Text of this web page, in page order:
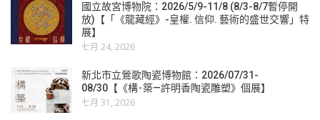
國立故宮博物院：2026/5/9-11/8 (8/3-8/7暫停開
放)【「《龍藏經》-皇權. 信仰. 藝術的盛世交響」特
展】
七月 24, 2026
新北市立鶯歌陶瓷博物館：2026/07/31-
08/30【《構･築—許明香陶瓷雕塑》個展】
七月 31, 2026